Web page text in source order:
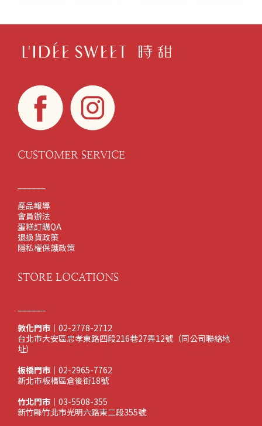
CUSTOMER SERVICE
產品報導
會員辦法
蛋糕訂購QA
退換貨政策
隱私權保護政策
STORE LOCATIONS
敦化門市 ｜02-2778-2712
台北市大安區忠孝東路四段216巷27弄12號（同公司聯絡地
址）
板橋門市 ｜02-2965-7762
新北市板橋區倉後街18號
竹北門市 ｜03-5508-355
新竹縣竹北市光明六路東二段355號